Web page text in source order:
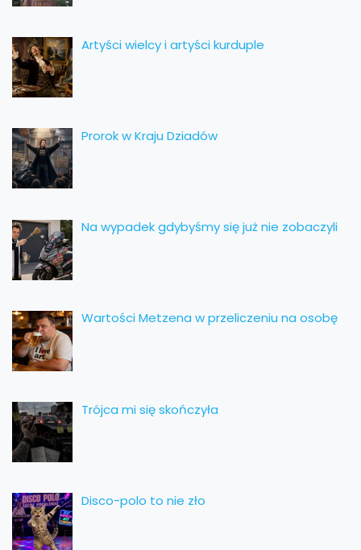
Artyści wielcy i artyści kurduple
Prorok w Kraju Dziadów
Na wypadek gdybyśmy się już nie zobaczyli
Wartości Metzena w przeliczeniu na osobę
Trójca mi się skończyła
Disco-polo to nie zło